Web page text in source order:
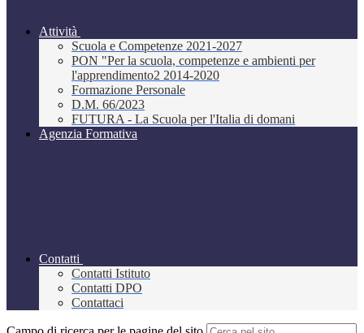
Attività
Scuola e Competenze 2021-2027
PON "Per la scuola, competenze e ambienti per
l'apprendimento2 2014-2020
Formazione Personale
D.M. 66/2023
FUTURA - La Scuola per l'Italia di domani
Agenzia Formativa
Contatti
Contatti Istituto
Contatti DPO
Contattaci